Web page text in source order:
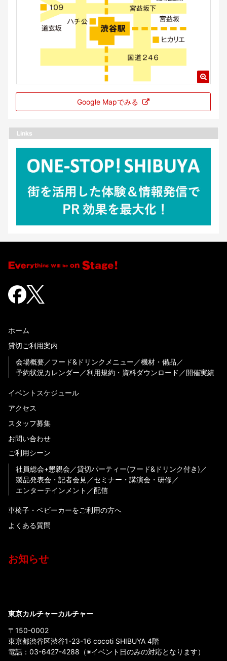
Google Mapでみる
Links
ホーム
貸切ご利用案内
会場概要
フード&ドリンクメニュー
機材・備品
予約状況カレンダー
利用規約・資料ダウンロード 開催実績
イベントスケジュール
アクセス
スタッフ募集
お問い合わせ
ご利用シーン
社員総会+懇親会
貸切パーティー(フード&ドリンク付き)
製品発表会・記者会見
セミナー・講演会・研修
エンターテインメント
配信
車椅子・ベビーカーをご利用の方へ
よくある質問
お知らせ
東京カルチャーカルチャー
〒150-0002
東京都渋谷区渋谷1-23-16 cocoti SHIBUYA 4階
電話： 03-6427-4288 （※イベント日のみの対応となります）